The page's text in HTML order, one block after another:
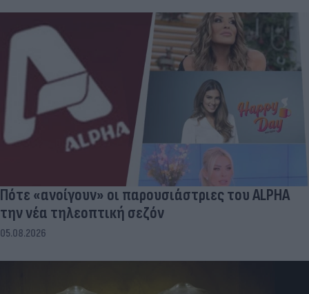
Πότε «ανοίγουν» οι παρουσιάστριες του ALPHA
την νέα τηλεοπτική σεζόν
05.08.2026